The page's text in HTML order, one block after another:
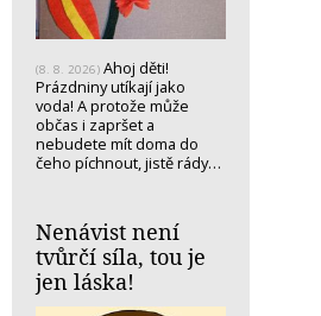
(8. 8. 2026) Ahoj děti!
Prázdniny utíkají jako
voda! A protože může
občas i zapršet a
nebudete mít doma do
čeho píchnout, jistě rády…
Nenávist není
tvůrčí síla, tou je
jen láska!